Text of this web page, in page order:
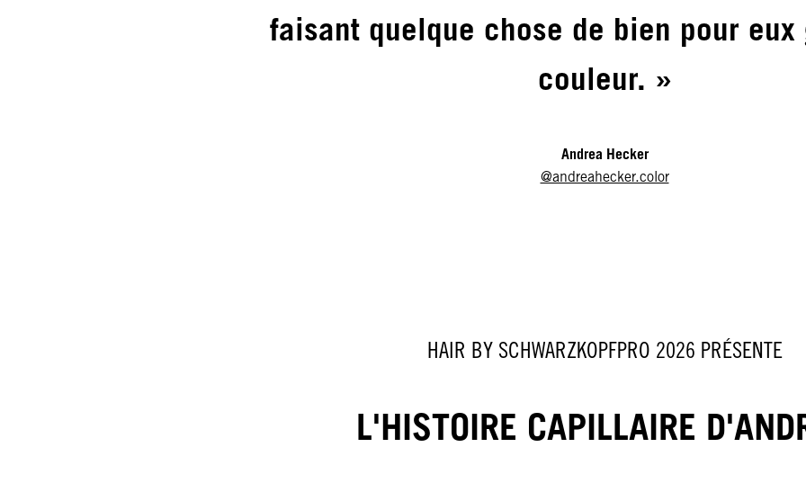
faisant quelque chose de bien pour
couleur. »
Andrea Hecker
@andreahecker.color
HAIR BY SCHWARZKOPFPRO 2026 PRÉSENTE
L'HISTOIRE CAPILLAIRE